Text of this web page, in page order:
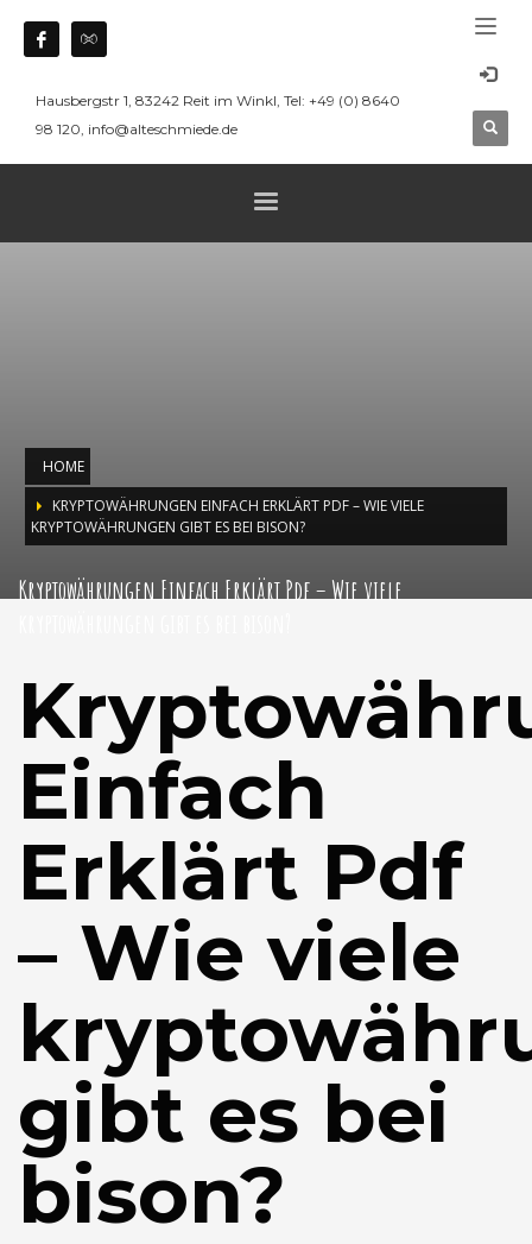
Hausbergstr 1, 83242 Reit im Winkl, Tel: +49 (0) 8640
98 120, info@alteschmiede.de
HOME
KRYPTOWÄHRUNGEN EINFACH ERKLÄRT PDF – WIE VIELE
KRYPTOWÄHRUNGEN GIBT ES BEI BISON?
Kryptowährungen Einfach Erklärt Pdf – Wie viele
Einfach
Erklärt Pdf
– Wie viele
gibt es bei
bison?